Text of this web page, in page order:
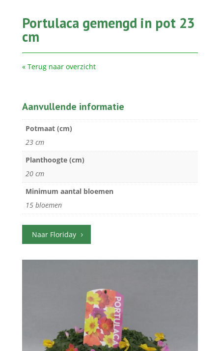
Portulaca gemengd in pot 23
cm
« Terug naar overzicht
Aanvullende informatie
Potmaat (cm)
23 cm
Planthoogte (cm)
20 cm
Minimum aantal bloemen
15 bloemen
Naar Floriday